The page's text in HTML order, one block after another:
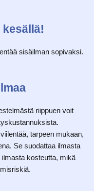
sisäilman sopivaksi.
riippuen voit
tarpeen mukaan,
Se suodattaa ilmasta
kosteutta, mikä